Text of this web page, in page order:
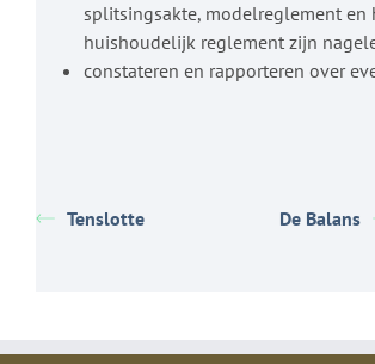
splitsingsakte, modelreglement en
huishoudelijk reglement zijn
constateren en rapporteren over
Tenslotte De Balans